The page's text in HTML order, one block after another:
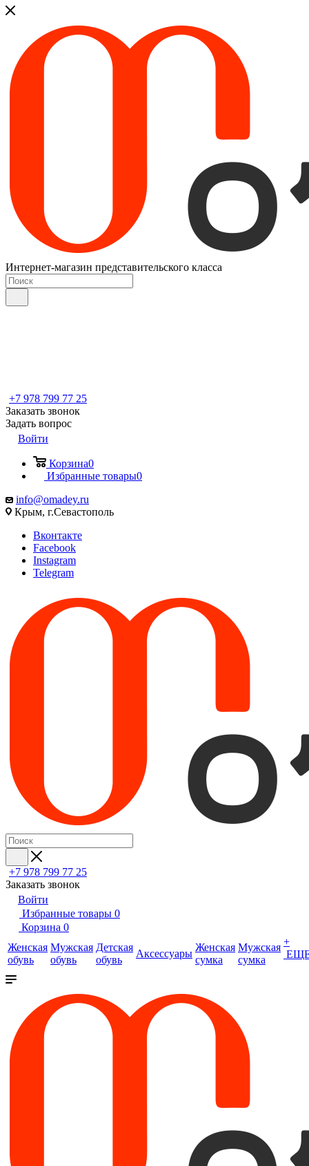
Интернет-магазин представительского класса
+7 978 799 77 25
Заказать звонок
Задать вопрос
Войти
Корзина0
Избранные товары0
info@omadey.ru
Крым, г.Севастополь
Вконтакте
Facebook
Instagram
Telegram
+7 978 799 77 25
Заказать звонок
Войти
Избранные товары 0
Корзина 0
Женская
обувь
Мужская
обувь
Детская
обувь
Аксессуары
Женская
сумка
Мужская
сумка
+